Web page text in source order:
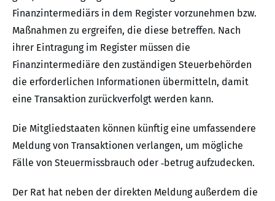
Finanzintermediärs in dem Register vorzunehmen bzw.
Maßnahmen zu ergreifen, die diese betreffen. Nach
ihrer Eintragung im Register müssen die
Finanzintermediäre den zuständigen Steuerbehörden
die erforderlichen Informationen übermitteln, damit
eine Transaktion zurückverfolgt werden kann.
Die Mitgliedstaaten können künftig eine umfassendere
Meldung von Transaktionen verlangen, um mögliche
Fälle von Steuermissbrauch oder ‑betrug aufzudecken.
Der Rat hat neben der direkten Meldung außerdem die